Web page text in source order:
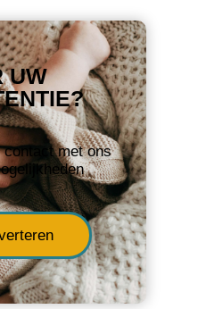
UW
met ons